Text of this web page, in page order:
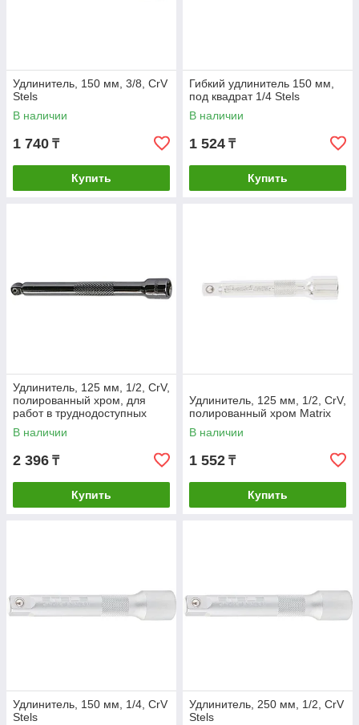
Удлинитель, 150 мм, 3/8, CrV
Stels
В наличии
1 740 ₸
Купить
Гибкий удлинитель 150 мм,
под квадрат 1/4 Stels
В наличии
1 524 ₸
Купить
Удлинитель, 125 мм, 1/2, CrV,
полированный хром, для
работ в труднодоступных
местах Matrix
В наличии
2 396 ₸
Купить
Удлинитель, 125 мм, 1/2, CrV,
полированный хром Matrix
В наличии
1 552 ₸
Купить
Удлинитель, 150 мм, 1/4, CrV
Stels
Удлинитель, 250 мм, 1/2, CrV
Stels